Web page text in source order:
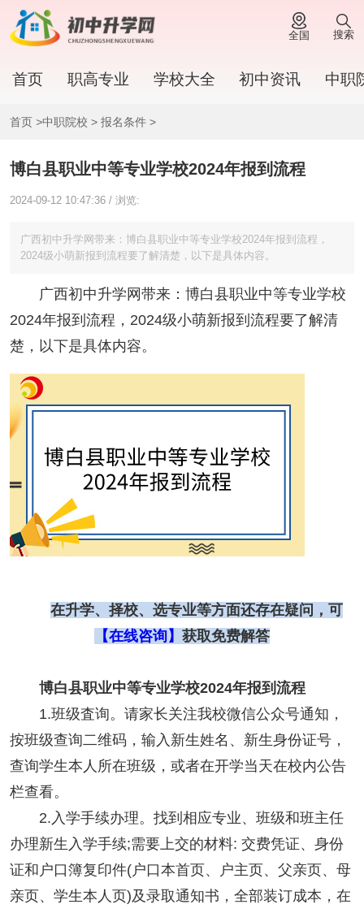
全国 搜索
首页 职高专业 学校大全 初中资讯 中职
首页 >中职院校 > 报名条件>
博白县职业中等专业学校2024年报到流程
2024-09-12 10:47:36 / 浏览:
广西初中升学网带来：博白县职业中等专业学校2024年报到流程，
2024级小萌新报到流程要了解清楚，以下是具体内容。
广西初中升学网带来：博白县职业中等专业学校
2024年报到流程，2024级小萌新报到流程要了解清
楚，以下是具体内容。
在升学、择校、选专业等方面还存在疑问，可
【在线咨询】 获取免费解答
博白县职业中等专业学校2024年报到流程
1.班级査询。请家长关注我校微信公众号通知，
按班级查询二维码，输入新生姓名、新生身份证号，
查询学生本人所在班级，或者在开学当天在校内公告
栏查看。
2.入学手续办理。找到相应专业、班级和班主任
办理新生入学手续;需要上交的材料: 交费凭证、身份
证和户口簿复印件(户口本首页、户主页、父亲页、母
亲页、学生本人页)及录取通知书，全部装订成本，在